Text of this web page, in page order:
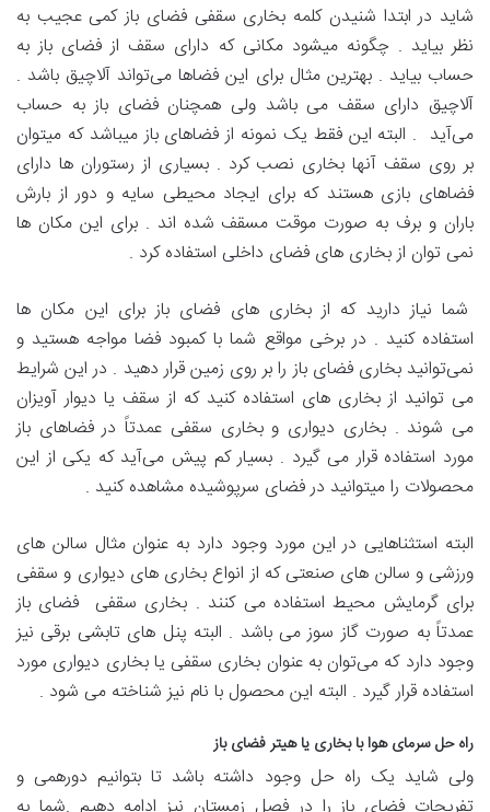
شاید در ابتدا شنیدن کلمه بخاری سقفی فضای باز کمی عجیب به
نظر بیاید . چگونه میشود مکانی که دارای سقف از فضای باز به
حساب بیاید . بهترین مثال برای این فضاها می‌تواند آلاچیق باشد .
آلاچیق دارای سقف می باشد ولی همچنان فضای باز به حساب
می‌آید ‌ . البته این فقط یک نمونه از فضاهای باز میباشد که میتوان
بر روی سقف آنها بخاری نصب کرد . بسیاری از رستوران ها دارای
فضاهای بازی هستند که برای ایجاد محیطی سایه و دور از بارش
باران و برف به صورت موقت مسقف شده اند . برای این مکان ها
نمی توان از بخاری های فضای داخلی استفاده کرد .
شما نیاز دارید که از بخاری های فضای باز برای این مکان ها
استفاده کنید . در برخی مواقع شما با کمبود فضا مواجه هستید و
نمی‌توانید بخاری فضای باز را بر روی زمین قرار دهید . در این شرایط
می توانید از بخاری های استفاده کنید که از سقف یا دیوار آویزان
می شوند . بخاری دیواری و بخاری سقفی عمدتاً در فضاهای باز
مورد استفاده قرار می گیرد . بسیار کم پیش می‌آید که یکی از این
محصولات را میتوانید در فضای سرپوشیده مشاهده کنید .
البته استثناهایی در این مورد وجود دارد به عنوان مثال سالن های
ورزشی و سالن های صنعتی که از انواع بخاری های دیواری و سقفی
برای گرمایش محیط استفاده می کنند . بخاری سقفی فضای باز
عمدتاً به صورت گاز سوز می باشد . البته پنل های تابشی برقی نیز
وجود دارد که می‌توان به عنوان بخاری سقفی یا بخاری دیواری مورد
استفاده قرار گیرد . البته این محصول با نام نیز شناخته می شود .
راه حل سرمای هوا با بخاری یا هیتر فضای باز
ولی شاید یک راه حل وجود داشته باشد تا بتوانیم دورهمی و